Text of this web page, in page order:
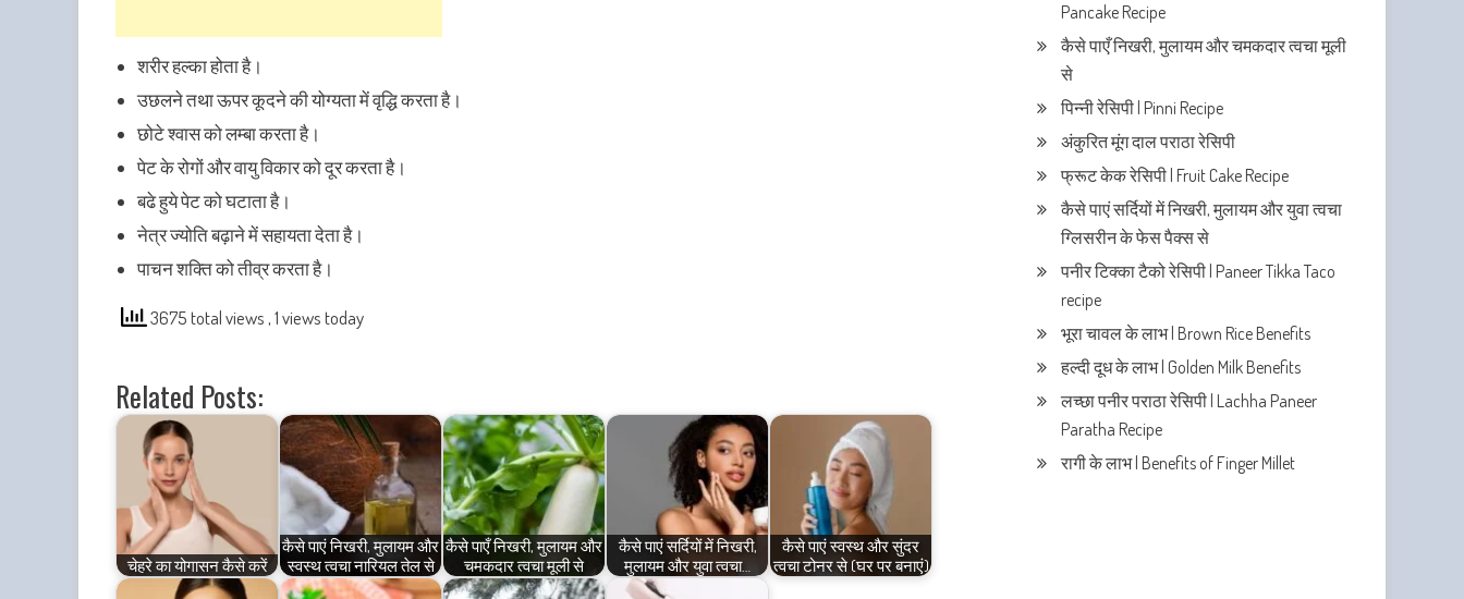
शरीर हल्का होता है।
उछलने तथा ऊपर कूदने की योग्यता में वृद्धि करता है।
छोटे श्वास को लम्बा करता है।
पेट के रोगों और वायु विकार को दूर करता है।
बढे हुये पेट को घटाता है।
नेत्र ज्योति बढ़ाने में सहायता देता है।
पाचन शक्ति को तीव्र करता है।
3675 total views, 1 views today
Related Posts:
चेहरे का योगासन कैसे करें
कैसे पाएं निखरी, मुलायम और
स्वस्थ त्वचा नारियल तेल से
कैसे पाएँ निखरी, मुलायम और
चमकदार त्वचा मूली से
कैसे पाएं सर्दियों में निखरी,
मुलायम और युवा त्वचा…
कैसे पाएं स्वस्थ और सुंदर
त्वचा टोनर से (घर पर बनाएं)
Pancake Recipe
कैसे पाएँ निखरी, मुलायम और चमकदार त्वचा मूली
से
पिन्नी रेसिपी | Pinni Recipe
अंकुरित मूंग दाल पराठा रेसिपी
फ्रूट केक रेसिपी | Fruit Cake Recipe
कैसे पाएं सर्दियों में निखरी, मुलायम और युवा त्वचा
ग्लिसरीन के फेस पैक्स से
पनीर टिक्का टैको रेसिपी | Paneer Tikka Taco
recipe
भूरा चावल के लाभ | Brown Rice Benefits
हल्दी दूध के लाभ | Golden Milk Benefits
लच्छा पनीर पराठा रेसिपी | Lachha Paneer
Paratha Recipe
रागी के लाभ | Benefits of Finger Millet